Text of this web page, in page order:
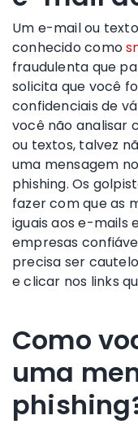
Um e-mail ou
conhecido como
fraudulenta que
solicita que você
confidenciais de
você não analisar
ou textos, talvez
uma mensagem
phishing. Os
fazer com que as
iguais aos e-mails
empresas
precisa ser
e clicar nos links
Como
uma